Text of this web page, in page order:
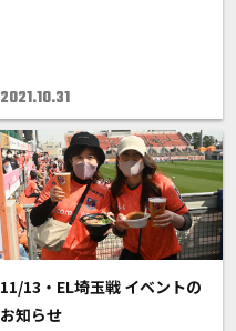
2021.10.31
11/13・EL埼玉戦 イベントの
お知らせ